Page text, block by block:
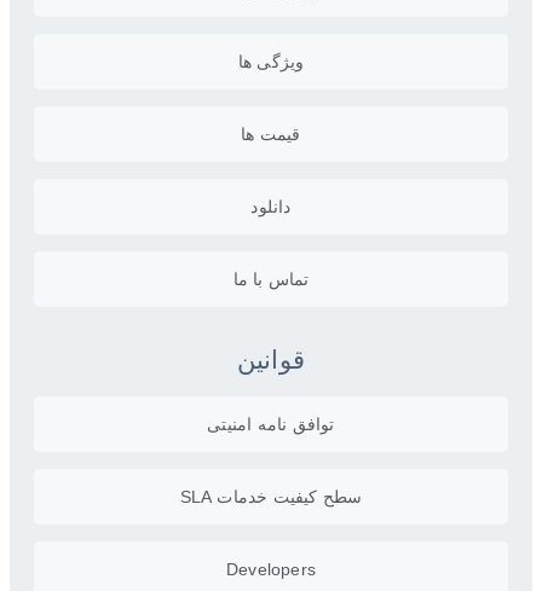
ویژگی ها
قیمت ها
دانلود
تماس با ما
قوانین
توافق نامه امنیتی
سطح کیفیت خدمات SLA
Developers